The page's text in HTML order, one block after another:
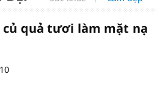
củ quả tươi làm mặt nạ